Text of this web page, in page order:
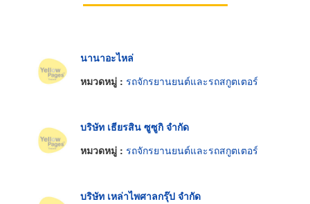
นานาอะไหล่
หมวดหมู่ : รถจักรยานยนต์และรถสกูตเตอร์
บริษัท เธียรสิน ซูซูกิ จำกัด
หมวดหมู่ : รถจักรยานยนต์และรถสกูตเตอร์
บริษัท เหล่าไพศาลกรุ๊ป จำกัด